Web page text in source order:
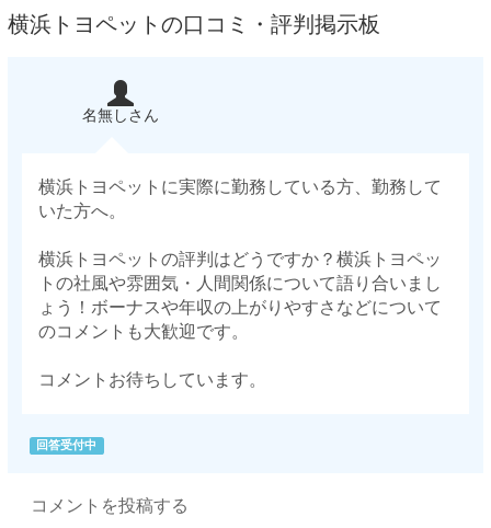
横浜トヨペットの口コミ・評判掲示板
名無しさん
横浜トヨペットに実際に勤務している方、勤務して
いた方へ。
横浜トヨペットの評判はどうですか？横浜トヨペッ
トの社風や雰囲気・人間関係について語り合いまし
ょう！ボーナスや年収の上がりやすさなどについて
のコメントも大歓迎です。
コメントお待ちしています。
回答受付中
コメントを投稿する